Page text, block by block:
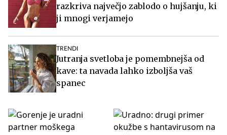
razkriva največjo zablodo o hujšanju, ki
ji mnogi verjamejo
TRENDI
Jutranja svetloba je pomembnejša od
kave: ta navada lahko izboljša vaš
spanec